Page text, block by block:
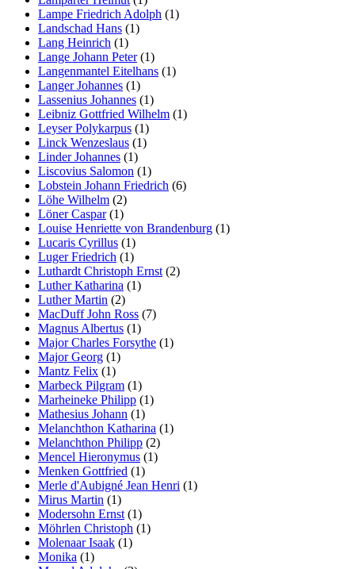
Lampe Friedrich Adolph (1)
Landschad Hans (1)
Lang Heinrich (1)
Lange Johann Peter(1)
Langenmantel Eitelhans (1)
Langer Johannes (1)
Lassenius Johannes (1)
Leibniz Gottfried Wilhelm (1)
Leyser Polykarpus (1)
Linck Wenzeslaus (1)
Linder Johannes (1)
Liscovius Salomon (1)
Lobstein Johann Friedrich (6)
Löhe Wilhelm (2)
Löner Caspar(1)
Louise Henriette von Brandenburg (1)
Lucaris Cyrillus (1)
Luger Friedrich (1)
Luthardt Christoph Ernst (2)
Luther Katharina (1)
Luther Martin (2)
MacDuff John Ross (7)
Magnus Albertus (1)
Major Charles Forsythe (1)
Major Georg (1)
Mantz Felix (1)
Marbeck Pilgram (1)
Marheineke Philipp (1)
Mathesius Johann (1)
Melanchthon Katharina (1)
Melanchthon Philipp (2)
Mencel Hieronymus (1)
Menken Gottfried (1)
Merle d'Aubigné Jean Henri (1)
Mirus Martin (1)
Modersohn Ernst (1)
Möhrlen Christoph (1)
Molenaar Isaak (1)
Monika (1)